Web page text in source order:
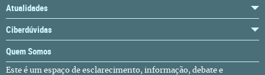
Atualidades
Ciberdúvidas
Quem Somos
Este é um espaço de esclarecimento, informação, debate e